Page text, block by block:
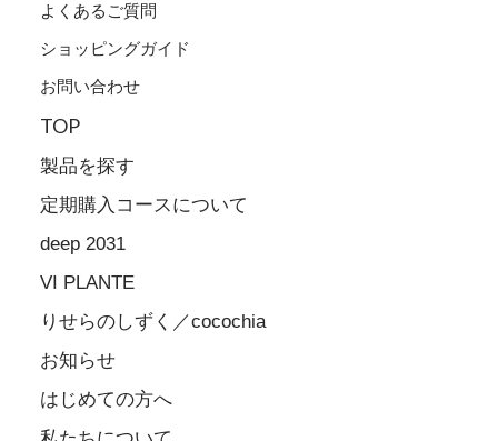
よくあるご質問
ショッピングガイド
お問い合わせ
TOP
製品を探す
定期購入コースについて
deep 2031
VI PLANTE
りせらのしずく／cocochia
お知らせ
はじめての方へ